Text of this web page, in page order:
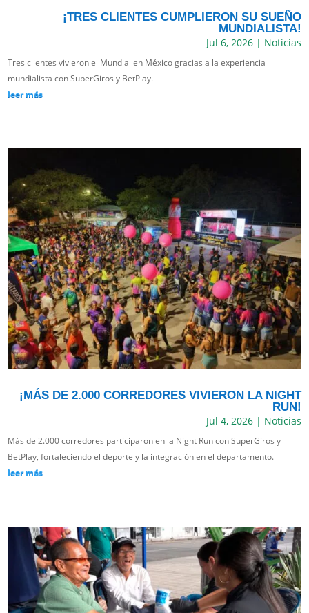
¡TRES CLIENTES CUMPLIERON SU SUEÑO
MUNDIALISTA!
Jul 6, 2026| Noticias
Tres clientes vivieron el Mundial en México gracias a la experiencia
mundialista con SuperGiros y BetPlay.
leer más
¡MÁS DE 2.000 CORREDORES VIVIERON LA NIGHT
RUN!
Jul 4, 2026| Noticias
Más de 2.000 corredores participaron en la Night Run con SuperGiros y
BetPlay, fortaleciendo el deporte y la integración en el departamento.
leer más